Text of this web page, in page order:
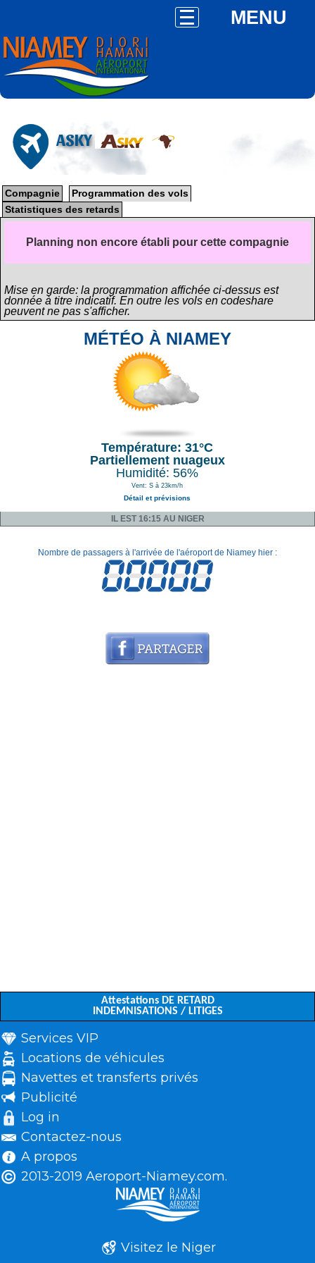
MENU
ASKY
Compagnie
Programmation des vols
Statistiques des retards
Planning non encore établi pour cette compagnie
Mise en garde: la programmation affichée ci-dessus est
donnée à titre indicatif. En outre les vols en codeshare
peuvent ne pas s'afficher.
MÉTÉO À NIAMEY
Température: 31°C
Partiellement nuageux
Humidité: 56%
Vent: S à 23km/h
Détail et prévisions
IL EST 16:15 AU NIGER
Nombre de passagers à l'arrivée de l'aéroport de Niamey hier :
Attestations DE RETARD
INDEMNISATIONS / LITIGES
Services VIP
Locations de véhicules
Navettes et transferts privés
Publicité
Log in
Contactez-nous
A propos
2013-2019 Aeroport-Niamey.com.
Visitez le Niger